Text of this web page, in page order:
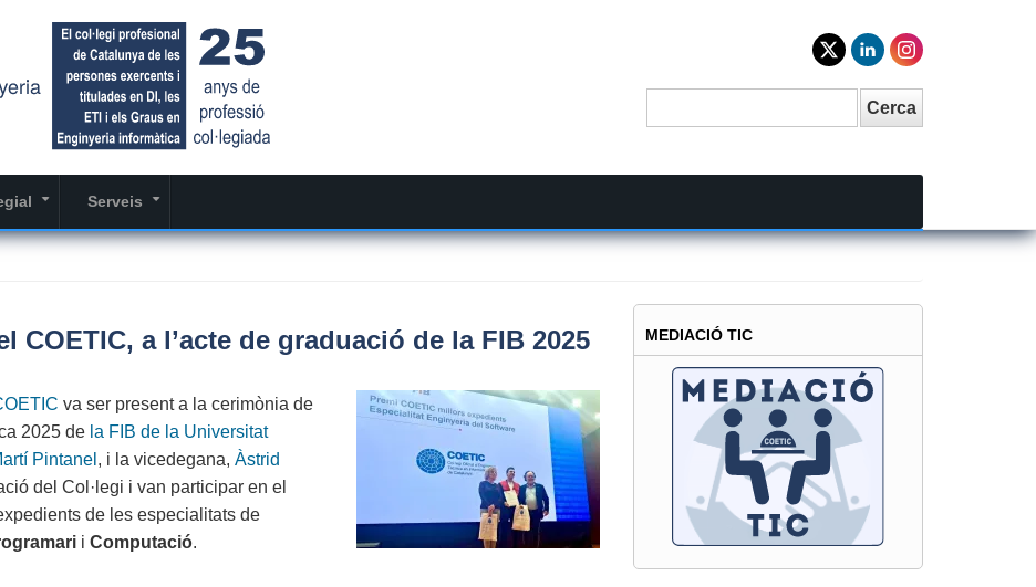
Cerca
Serveis
COETIC, a l’acte de graduació de la FIB 2025
va ser present a la cerimònia de
2025 de la FIB de la Universitat
Pintanel , i la vicedegana, Àstrid
del Col·legi i van participar en el
de les especialitats de
i Computació.
MEDIACIÓ TIC